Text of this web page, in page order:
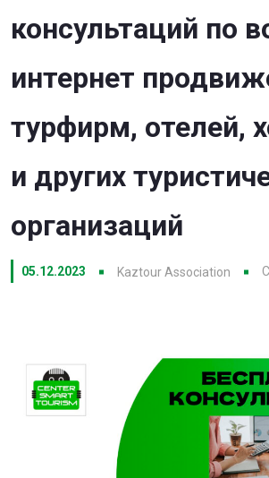
консультаций по
интернет
турфирм, отелей,
и других
организаций
05.12.2023 Kaztour Association